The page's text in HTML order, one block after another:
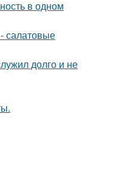
в одном
салатовые
долго и не